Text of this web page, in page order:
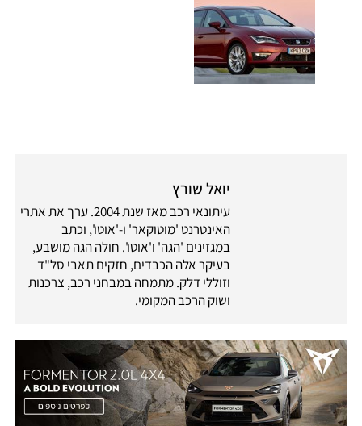
יואל שורץ
עיתונאי רכב מאז שנת 2004. ערך את אתרי
האינטרנט 'מוטוקאר' ו-'אוטו', וכתב
במגזינים 'הגה' ו'אוטו'. חולה הגה מושבע,
בעיקר אלה הכבדים, חזקים תאבי סל"ד
וזוללי דלק. מתמחה במבחני רכב, צרכנות
ושוק הרכב המקומי.